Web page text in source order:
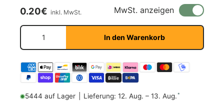
Normaler Preis
0.20€ inkl. MwSt. MwSt. anzeigen
Anzahl
In den Warenkorb
5444 auf Lager Lieferung: 12. Aug. – 13. Aug.*